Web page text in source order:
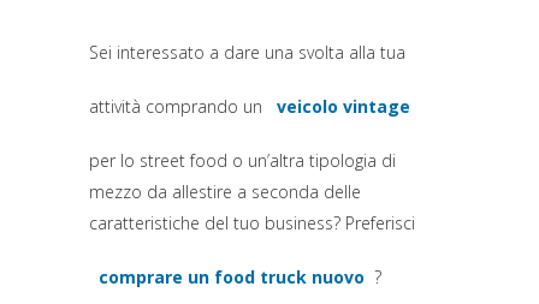
Sei interessato a dare una svolta alla tua
attività comprando un veicolo vintage
(si apre in una nuova
per lo street food o un’altra tipologia di
mezzo da allestire a seconda delle
caratteristiche del tuo business? Preferisci
comprare un food truck nuovo
(si apre in una nuova scheda)
?